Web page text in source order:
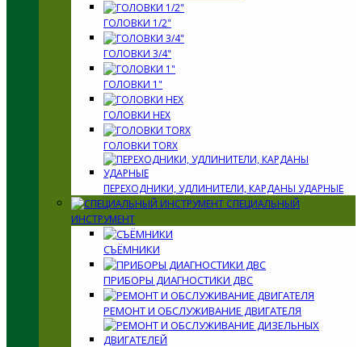
ГОЛОВКИ 1/2"
ГОЛОВКИ 3/4"
ГОЛОВКИ 1"
ГОЛОВКИ HEX
ГОЛОВКИ TORX
ПЕРЕХОДНИКИ, УДЛИНИТЕЛИ, КАРДАНЫ УДАРНЫЕ
СПЕЦИАЛЬНЫЙ
ИНСТРУМЕНТ
СЪЁМНИКИ
ПРИБОРЫ ДИАГНОСТИКИ ДВС
РЕМОНТ И ОБСЛУЖИВАНИЕ ДВИГАТЕЛЯ